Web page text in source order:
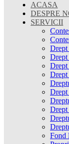
ACASA
DESPRE
SERVICII
Drept
Drept
Drept
Drept
Fond